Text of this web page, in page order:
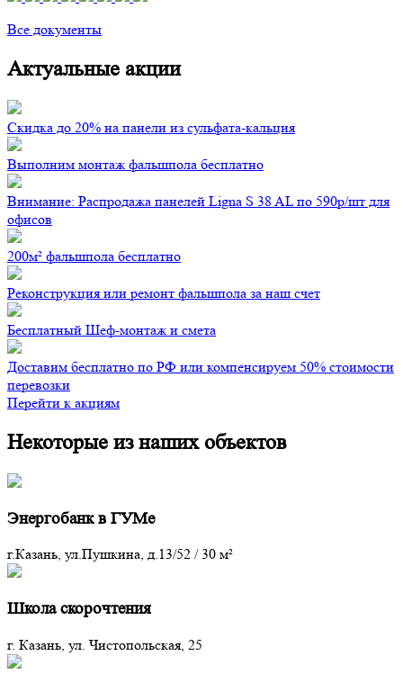
Все документы
Актуальные акции
Скидка до 20% на панели из сульфата-кальция
Выполним монтаж фальшпола бесплатно
Внимание: Распродажа панелей Ligna S 38 AL по 590р/шт для
офисов
200м² фальшпола бесплатно
Реконструкция или ремонт фальшпола за наш счет
Бесплатный Шеф-монтаж и смета
Доставим бесплатно по РФ или компенсируем 50% стоимости
перевозки
Перейти к акциям
Некоторые из наших объектов
Энергобанк в ГУМе
г.Казань, ул.Пушкина, д.13/52 /30 м²
Школа скорочтения
г. Казань, ул. Чистопольская, 25